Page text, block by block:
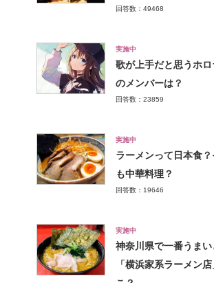
回答数：49468
実施中
歌が上手だと思うホ
のメンバーは？
回答数：23859
実施中
ラーメンって日本食？
も中華料理？
回答数：19646
実施中
神奈川県で一番うまい
「横浜家系ラーメン